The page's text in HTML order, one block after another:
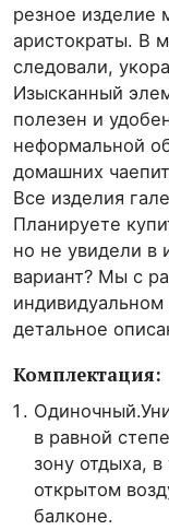
резное изделие
аристократы. В
следовали,
Изысканный
полезен и
неформальной
домашних
Все изделия
Планируете
но не увидели в
вариант? Мы с
индивидуальном
детальное
Комплектация:
в равной
зону отдыха,
открытом
балконе.